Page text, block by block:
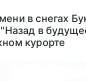
в снегах
в
курорте